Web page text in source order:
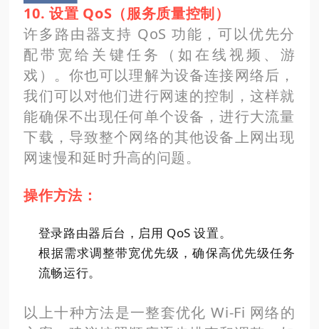
10. 设置 QoS（服务质量控制）
许多路由器支持 QoS 功能，可以优先分
配带宽给关键任务（如在线视频、游
戏）。你也可以理解为设备连接网络后，
我们可以对他们进行网速的控制，这样就
能确保不出现任何单个设备，进行大流量
下载，导致整个网络的其他设备上网出现
网速慢和延时升高的问题。
操作方法：
登录路由器后台，启用 QoS 设置。
根据需求调整带宽优先级，确保高优先级任务
流畅运行。
以上十种方法是一整套优化 Wi-Fi 网络的